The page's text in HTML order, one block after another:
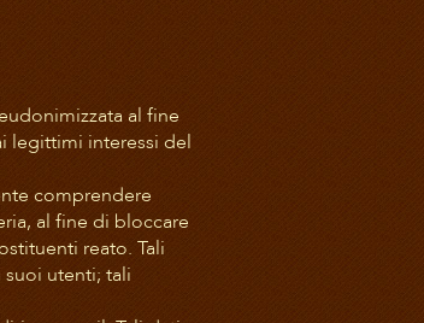
al fine
legittimi interessi del
comprendere
al fine di bloccare
reato. Tali
utenti; tali